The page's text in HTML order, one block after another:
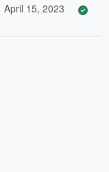
April 15, 2023